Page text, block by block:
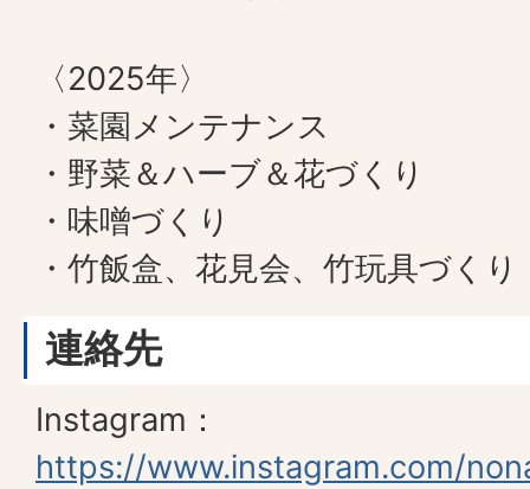
〈2025年〉
・菜園メンテナンス
・野菜＆ハーブ＆花づくり
・味噌づくり
・竹飯盒、花見会、竹玩具づくり
連絡先
Instagram：
https://www.instagram.com/